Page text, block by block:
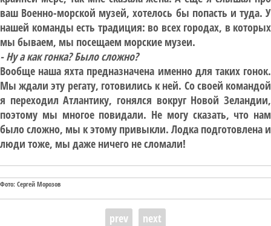
ваш Военно-морской музей, хотелось бы попасть и туда. У
нашей команды есть традиция: во всех городах, в которых
мы бываем, мы посещаем морские музеи.
- Ну а как гонка? Было сложно?
Вообще наша яхта предназначена именно для таких гонок.
Мы ждали эту регату, готовились к ней. Со своей командой
я переходил Атлантику, гонялся вокруг Новой Зеландии,
поэтому мы многое повидали. Не могу сказать, что нам
было сложно, мы к этому привыкли. Лодка подготовлена и
люди тоже, мы даже ничего не сломали!
Фото: Сергей Морозов
prev
next